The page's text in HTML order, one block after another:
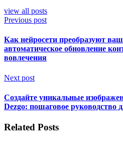
view all posts
Previous post
Как нейросети преобразуют
автоматическое обновление
вовлечения
Next post
Создайте уникальные
Dezgo: пошаговое руководство
Related Posts